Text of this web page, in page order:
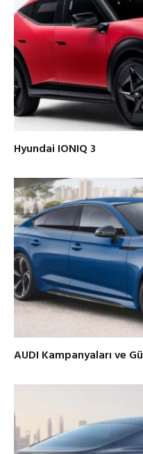
Hyundai IONIQ 3
AUDI Kampanyaları ve